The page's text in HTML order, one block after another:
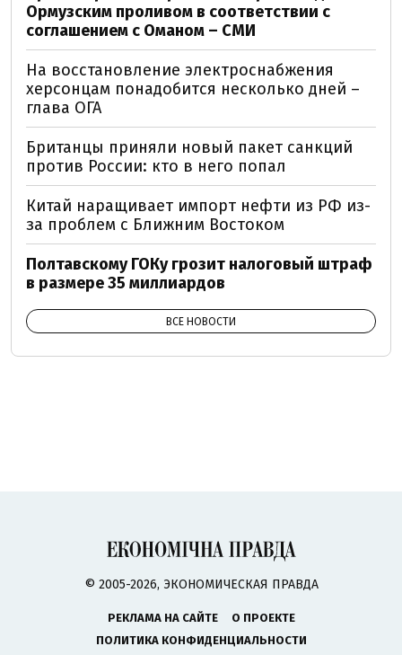
Ормузским проливом в соответствии с
соглашением с Оманом – СМИ
На восстановление электроснабжения
херсонцам понадобится несколько дней –
глава ОГА
Британцы приняли новый пакет санкций
против России: кто в него попал
Китай наращивает импорт нефти из РФ из-
за проблем с Ближним Востоком
Полтавскому ГОКу грозит налоговый штраф
в размере 35 миллиардов
ВСЕ НОВОСТИ
© 2005-2026, ЭКОНОМИЧЕСКАЯ ПРАВДА
РЕКЛАМА НА САЙТЕ
О ПРОЕКТЕ
ПОЛИТИКА КОНФИДЕНЦИАЛЬНОСТИ